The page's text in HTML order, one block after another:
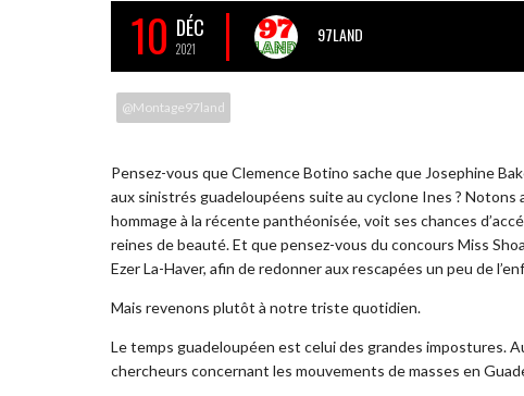
10 DÉC
2021
97LAND
@Montage97land
Pensez-vous que Clemence Botino sache que Josephine
aux sinistrés guadeloupéens suite au cyclone Ines ? Notons
hommage à la récente panthéonisée, voit ses chances
reines de beauté. Et que pensez-vous du concours Miss
Ezer La-Haver, afin de redonner aux rescapées un peu de
Mais revenons plutôt à notre triste quotidien.
Le temps guadeloupéen est celui des grandes impostures.
chercheurs concernant les mouvements de masses en